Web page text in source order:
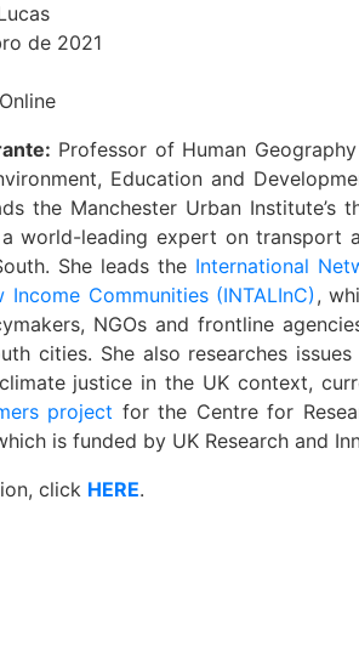
de 2021
Professor of Human Geography
Education and
the Manchester Urban Institute’s
world-leading expert on transport
She leads the International
Communities (INTALInC) ,
NGOs and frontline
cities. She also researches
justice in the UK context,
project for the Centre for
is funded by UK Research and
click HERE.